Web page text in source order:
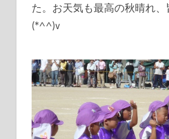
た。お天気も最高の秋晴れ
(*^^)v